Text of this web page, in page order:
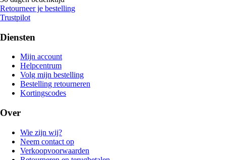
Retourneer je bestelling
Trustpilot
Diensten
Mijn account
Helpcentrum
Volg mijn bestelling
Bestelling retourneren
Kortingscodes
Over
Wie zijn wij?
Neem contact op
Verkoopvoorwaarden